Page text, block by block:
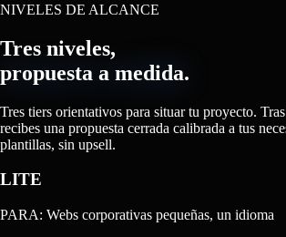
NIVELES DE ALCANCE
Tres niveles,
propuesta a medida.
Tres tiers orientativos para situar tu proyecto.
recibes una propuesta cerrada calibrada a tus
plantillas, sin upsell.
LITE
PARA: Webs corporativas pequeñas, un idioma